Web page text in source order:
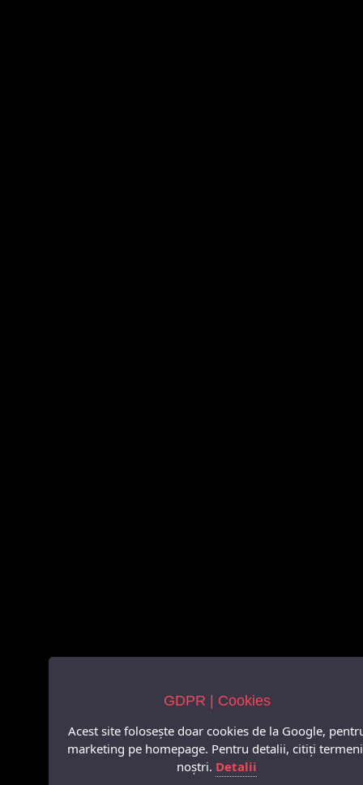
GDPR | Cookies
Acest site folosește doar cookies de la Google,
marketing pe homepage. Pentru detalii, citiți
noștri. Detalii